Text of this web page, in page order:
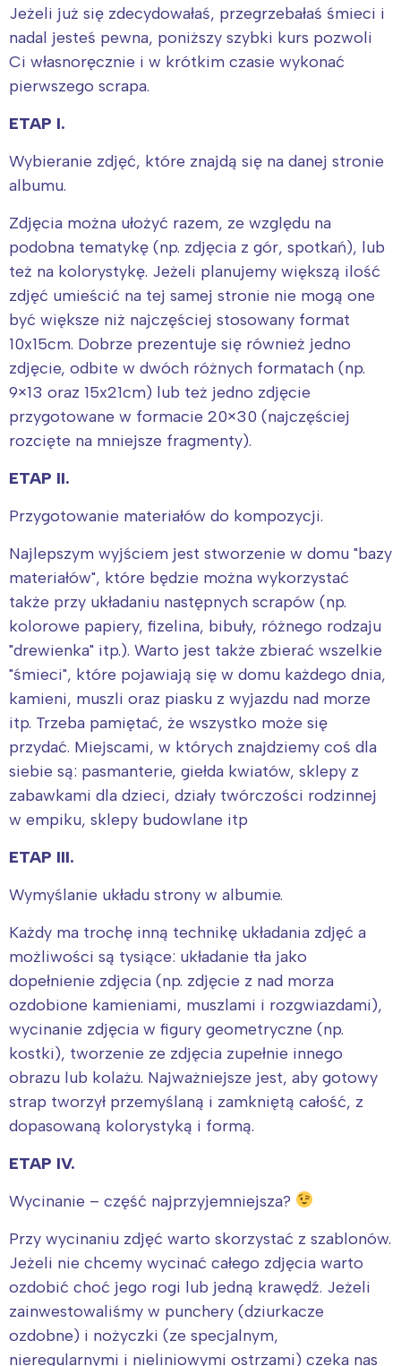
Jeżeli już się zdecydowałaś, przegrzebałaś śmieci i
nadal jesteś pewna, poniższy szybki kurs pozwoli
Ci własnoręcznie i w krótkim czasie wykonać
pierwszego scrapa.
ETAP I.
Wybieranie zdjęć, które znajdą się na danej stronie
albumu.
Zdjęcia można ułożyć razem, ze względu na
podobna tematykę (np. zdjęcia z gór, spotkań), lub
też na kolorystykę. Jeżeli planujemy większą ilość
zdjęć umieścić na tej samej stronie nie mogą one
być większe niż najczęściej stosowany format
10x15cm. Dobrze prezentuje się również jedno
zdjęcie, odbite w dwóch różnych formatach (np.
9×13 oraz 15x21cm) lub też jedno zdjęcie
przygotowane w formacie 20×30 (najczęściej
rozcięte na mniejsze fragmenty).
ETAP II.
Przygotowanie materiałów do kompozycji.
Najlepszym wyjściem jest stworzenie w domu "bazy
materiałów", które będzie można wykorzystać
także przy układaniu następnych scrapów (np.
kolorowe papiery, fizelina, bibuły, różnego rodzaju
"drewienka" itp.). Warto jest także zbierać wszelkie
"śmieci", które pojawiają się w domu każdego dnia,
kamieni, muszli oraz piasku z wyjazdu nad morze
itp. Trzeba pamiętać, że wszystko może się
przydać. Miejscami, w których znajdziemy coś dla
siebie są: pasmanterie, giełda kwiatów, sklepy z
zabawkami dla dzieci, działy twórczości rodzinnej
w empiku, sklepy budowlane itp
ETAP III.
Wymyślanie układu strony w albumie.
Każdy ma trochę inną technikę układania zdjęć a
możliwości są tysiące: układanie tła jako
dopełnienie zdjęcia (np. zdjęcie z nad morza
ozdobione kamieniami, muszlami i rozgwiazdami),
wycinanie zdjęcia w figury geometryczne (np.
kostki), tworzenie ze zdjęcia zupełnie innego
obrazu lub kolażu. Najważniejsze jest, aby gotowy
strap tworzył przemyślaną i zamkniętą całość, z
dopasowaną kolorystyką i formą.
ETAP IV.
Wycinanie – część najprzyjemniejsza?
Przy wycinaniu zdjęć warto skorzystać z szablonów.
Jeżeli nie chcemy wycinać całego zdjęcia warto
ozdobić choć jego rogi lub jedną krawędź. Jeżeli
zainwestowaliśmy w punchery (dziurkacze
ozdobne) i nożyczki (ze specjalnym,
nieregularnymi i nieliniowymi ostrzami) czeka nas